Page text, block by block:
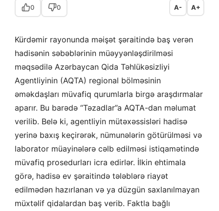
0 0 A- A+
Kürdəmir rayonunda məişət şəraitində baş verən
hadisənin səbəblərinin müəyyənləşdirilməsi
məqsədilə Azərbaycan Qida Təhlükəsizliyi
Agentliyinin (AQTA) regional bölməsinin
əməkdaşları müvafiq qurumlarla birgə araşdırmalar
aparır. Bu barədə “Təzadlar”a AQTA-dan məlumat
verilib. Belə ki, agentliyin mütəxəssisləri hadisə
yerinə baxış keçirərək, nümunələrin götürülməsi və
laborator müayinələrə cəlb edilməsi istiqamətində
müvafiq prosedurları icra edirlər. İlkin ehtimala
görə, hadisə ev şəraitində tələblərə riayət
edilmədən hazırlanan və ya düzgün saxlanılmayan
müxtəlif qidalardan baş verib. Faktla bağlı